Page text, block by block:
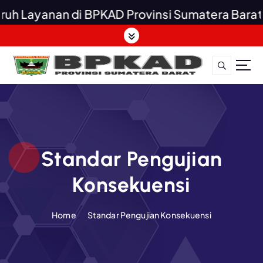
Layanan di BPKAD Provinsi Sumatera Barat
k
t
t
Standar Pengujian
Konsekuensi
Home Standar Pengujian Konsekuensi